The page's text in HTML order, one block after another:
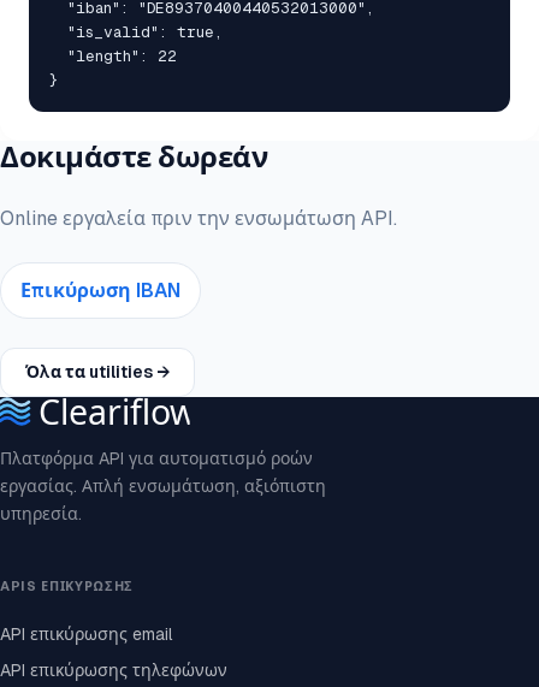
}
Δοκιμάστε δωρεάν
Online εργαλεία πριν την ενσωμάτωση API.
Επικύρωση IBAN
Όλα τα utilities →
Πλατφόρμα API για αυτοματισμό ροών
εργασίας. Απλή ενσωμάτωση, αξιόπιστη
υπηρεσία.
APIS ΕΠΙΚΎΡΩΣΗΣ
API επικύρωσης email
API επικύρωσης τηλεφώνων